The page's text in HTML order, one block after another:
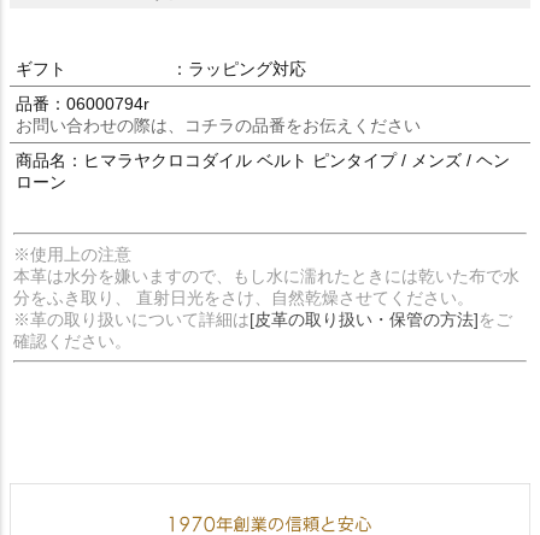
ギフト
：ラッピング対応
品番：06000794r
お問い合わせの際は、コチラの品番をお伝えください
商品名：ヒマラヤクロコダイル ベルト ピンタイプ / メンズ / ヘン
ローン
※使用上の注意
本革は水分を嫌いますので、もし水に濡れたときには乾いた布で水
分をふき取り、 直射日光をさけ、自然乾燥させてください。
※革の取り扱いについて詳細は[皮革の取り扱い・保管の方法]をご
確認ください。